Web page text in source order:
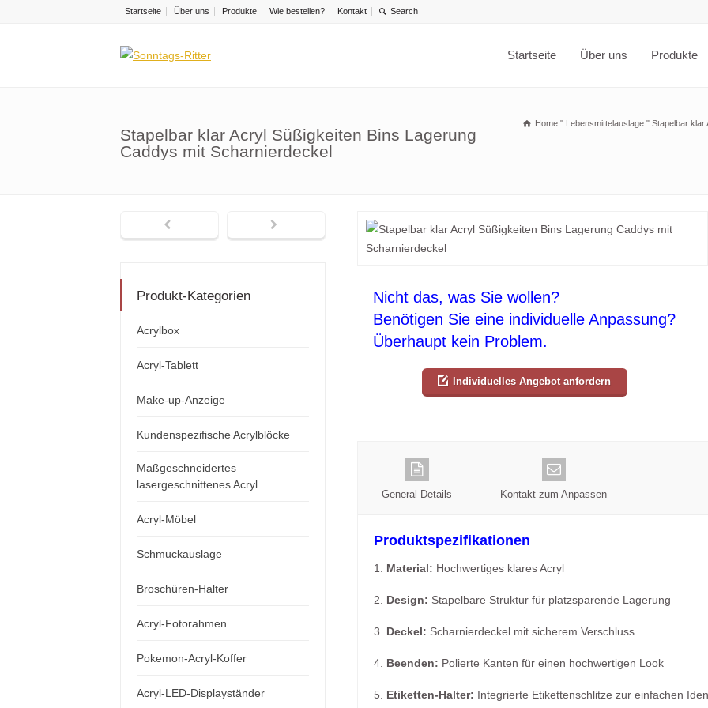
Startseite Über uns Produkte Wie bestellen? Kontakt
Startseite Über uns Produkte
Stapelbar klar Acryl Süßigkeiten Bins Lagerung
Caddys mit Scharnierdeckel
Home " Lebensmittelauslage " Stapelbar klar
Nicht das, was Sie wollen?
Benötigen Sie eine individuelle Anpassung?
Überhaupt kein Problem.
Individuelles Angebot anfordern
General Details Kontakt zum Anpassen
Produktspezifikationen
1. Material: Hochwertiges klares Acryl
2. Design: Stapelbare Struktur für platzsparende Lagerung
3. Deckel: Scharnierdeckel mit sicherem Verschluss
4. Beenden: Polierte Kanten für einen hochwertigen Look
5. Etiketten-Halter: Integrierte Etikettenschlitze zur einfachen
Produkt-Kategorien
Acrylbox
Acryl-Tablett
Make-up-Anzeige
Kundenspezifische Acrylblöcke
Maßgeschneidertes
lasergeschnittenes Acryl
Acryl-Möbel
Schmuckauslage
Broschüren-Halter
Acryl-Fotorahmen
Pokemon-Acryl-Koffer
Acryl-LED-Displayständer